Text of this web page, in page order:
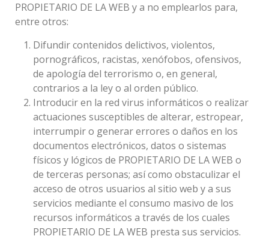
PROPIETARIO DE LA WEB y a no emplearlos para,
entre otros:
Difundir contenidos delictivos, violentos,
pornográficos, racistas, xenófobos, ofensivos,
de apología del terrorismo o, en general,
contrarios a la ley o al orden público.
Introducir en la red virus informáticos o realizar
actuaciones susceptibles de alterar, estropear,
interrumpir o generar errores o daños en los
documentos electrónicos, datos o sistemas
físicos y lógicos de PROPIETARIO DE LA WEB o
de terceras personas; así como obstaculizar el
acceso de otros usuarios al sitio web y a sus
servicios mediante el consumo masivo de los
recursos informáticos a través de los cuales
PROPIETARIO DE LA WEB presta sus servicios.